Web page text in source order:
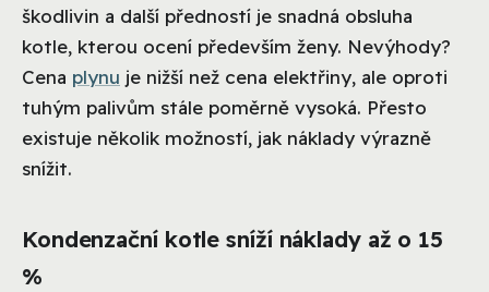
škodlivin a další předností je snadná obsluha
kotle, kterou ocení především ženy. Nevýhody?
Cena plynu je nižší než cena elektřiny, ale oproti
tuhým palivům stále poměrně vysoká. Přesto
existuje několik možností, jak náklady výrazně
snížit.
Kondenzační kotle sníží náklady až o 15
%